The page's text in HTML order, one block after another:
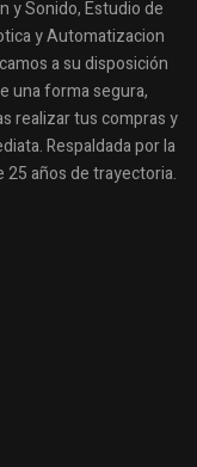
y Sonido, Estudio de
y Automatizacion
a su disposición
una forma segura,
realizar tus compras y
Respaldada por la
años de trayectoria.